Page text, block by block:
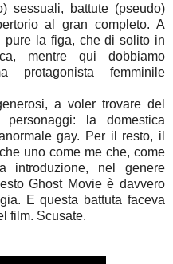
sessuali, battute (pseudo)
al gran completo. A
pure la figa, che di solito in
mentre qui dobbiamo
protagonista femminile
a voler trovare del
la domestica
gay. Per il resto, il
uno come me che, come
introduzione, nel genere
Ghost Movie è davvero
E questa battuta faceva
film. Scusate.